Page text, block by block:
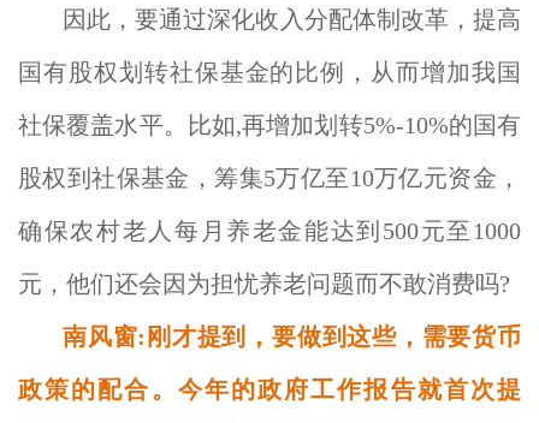
因此，要通过深化收入分配体制改革，提高
国有股权划转社保基金的比例，从而增加我国
社保覆盖水平。比如,再增加划转5%-10%的国有
股权到社保基金，筹集5万亿至10万亿元资金，
确保农村老人每月养老金能达到500元至1000
元，他们还会因为担忧养老问题而不敢消费吗?
南风窗:刚才提到，要做到这些，需要货币
政策的配合。今年的政府工作报告就首次提